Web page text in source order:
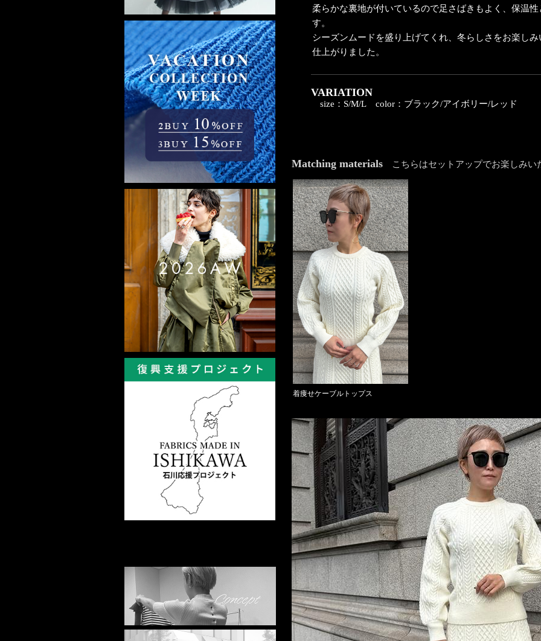
柔らかな裏地が付いているので足さばきもよく、保温
す。
シーズンムードを盛り上げてくれ、冬らしさをお楽し
仕上がりました。
VARIATION
size：S/M/L color：ブラック/アイボリー/レッド
Matching materials こちらはセットアップでお楽しみい
着痩せケーブルトップス